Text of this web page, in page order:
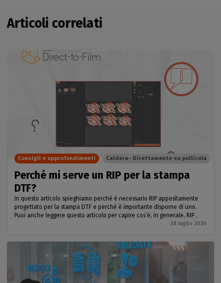
Articoli correlati
Perché mi serve un RIP per la stampa
DTF?
In questo articolo spieghiamo perché è necessario RIP appositamente
progettato per la stampa DTF e perché è importante disporne di uno.
Puoi anche leggere questo articolo per capire cos’è, in generale, RIP .
28 luglio 2026
Consigli e approfondimenti Caldera- Direttamente su pellicola